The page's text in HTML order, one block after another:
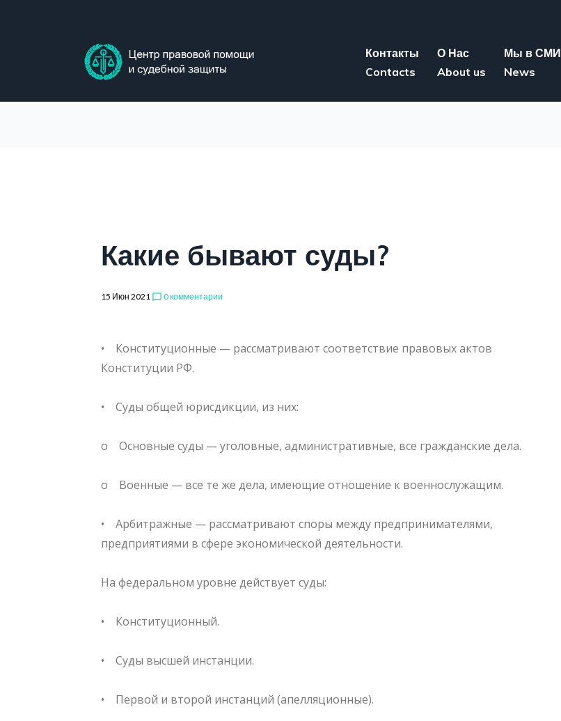
Контакты
Contacts
О Нас
About us
Мы в СМИ
News
Какие бывают суды?
15 Июн 2021 chat_bubble_outline 0 комментарии
• Конституционные — рассматривают соответствие правовых актов
Конституции РФ.
• Суды общей юрисдикции, из них:
o Основные суды — уголовные, административные, все гражданские дела.
o Военные — все те же дела, имеющие отношение к военнослужащим.
• Арбитражные — рассматривают споры между предпринимателями,
предприятиями в сфере экономической деятельности.
На федеральном уровне действует суды:
• Конституционный.
• Суды высшей инстанции.
• Первой и второй инстанций (апелляционные).